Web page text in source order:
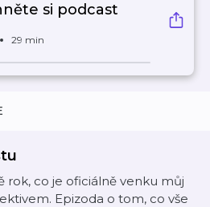
si podcast
29 min
rok, co je oficiálně venku můj
Epizoda o tom, co vše